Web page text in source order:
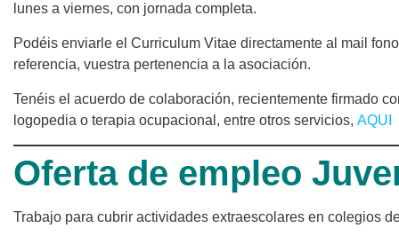
lunes a viernes, con jornada completa.
Podéis enviarle el Curriculum Vitae directamente al mail
referencia, vuestra pertenencia a la asociación.
Tenéis el acuerdo de colaboración, recientemente firmado
logopedia o terapia ocupacional, entre otros servicios, AQUI
Oferta de empleo
Trabajo para cubrir actividades extraescolares en colegios